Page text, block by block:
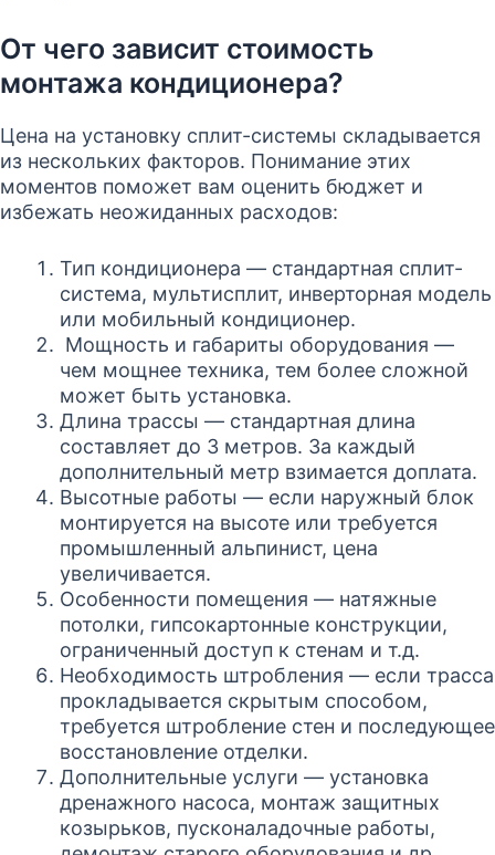
От чего зависит стоимость
монтажа кондиционера?
Цена на установку сплит-системы складывается
из нескольких факторов. Понимание этих
моментов поможет вам оценить бюджет и
избежать неожиданных расходов:
Тип кондиционера — стандартная сплит-
система, мультисплит, инверторная модель
или мобильный кондиционер.
Мощность и габариты оборудования —
чем мощнее техника, тем более сложной
может быть установка.
Длина трассы — стандартная длина
составляет до 3 метров. За каждый
дополнительный метр взимается доплата.
Высотные работы — если наружный блок
монтируется на высоте или требуется
промышленный альпинист, цена
увеличивается.
Особенности помещения — натяжные
потолки, гипсокартонные конструкции,
ограниченный доступ к стенам и т.д.
Необходимость штробления — если трасса
прокладывается скрытым способом,
требуется штробление стен и последующее
восстановление отделки.
Дополнительные услуги — установка
дренажного насоса, монтаж защитных
козырьков, пусконаладочные работы,